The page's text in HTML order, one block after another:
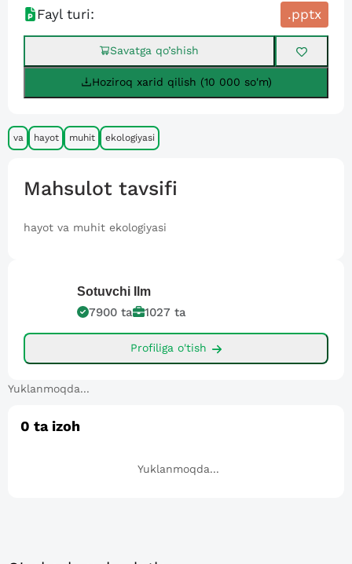
Fayl turi:
.pptx
Savatga qo’shish
Hoziroq xarid qilish (10 000 so'm)
va hayot muhit ekologiyasi
Mahsulot tavsifi
hayot va muhit ekologiyasi
Sotuvchi Ilm
7900 ta 1027 ta
Profiliga o'tish
Yuklanmoqda...
0 ta izoh
Yuklanmoqda...